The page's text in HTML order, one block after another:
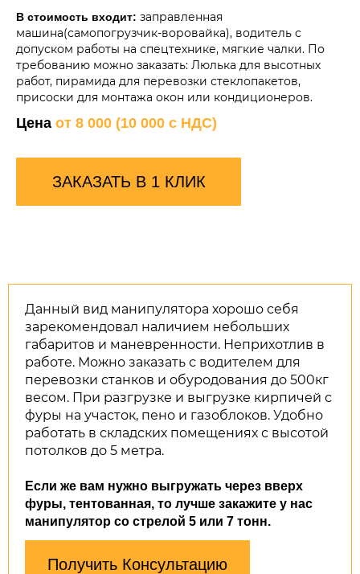
В стоимость входит: заправленная
машина(самопогрузчик-воровайка), водитель с
допуском работы на спецтехнике, мягкие чалки. По
требованию можно заказать: Люлька для высотных
работ, пирамида для перевозки стеклопакетов,
присоски для монтажа окон или кондиционеров.
Цена от 8 000 (10 000 с НДС)
ЗАКАЗАТЬ В 1 КЛИК
Данный вид манипулятора хорошо себя
зарекомендовал наличием небольших
габаритов и маневренности. Неприхотлив в
работе. Можно заказать с водителем для
перевозки станков и обуродования до 500кг
весом. При разгрузке и выгрузке кирпичей с
фуры на участок, пено и газоблоков. Удобно
работать в складских помещениях с высотой
потолков до 5 метра.
Если же вам нужно выгружать через вверх
фуры, тентованная, то лучше закажите у нас
манипулятор со стрелой 5 или 7 тонн.
Получить Консультацию